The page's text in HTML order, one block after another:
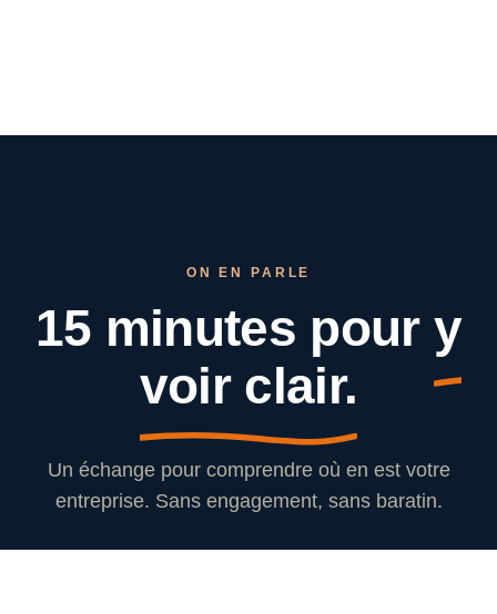
ON EN PARLE
15 minutes pour y
voir clair.
Un échange pour comprendre où en est votre
entreprise. Sans engagement, sans baratin.